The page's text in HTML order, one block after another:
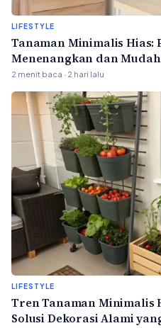
LIFESTYLE
Tanaman Minimalis Hias:
Menenangkan dan
2 menit baca · 2 hari lalu
LIFESTYLE
Tren Tanaman Minimalis
Solusi Dekorasi Alami